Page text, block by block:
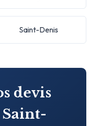
Saint-Denis
devis
Saint-